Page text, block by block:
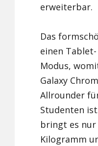
erweiterbar.
Das
einen
Modus,
Galaxy
Allrounder
Studenten
bringt es nur
Kilogramm